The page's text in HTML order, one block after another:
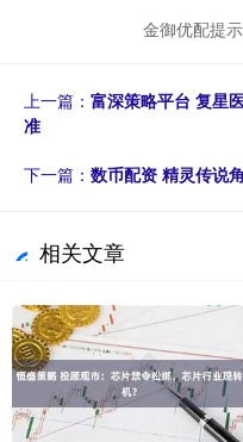
金御优配提
上一篇： 富深策略平台 复星
准
下一篇： 数币配资 精灵传说
相关文章